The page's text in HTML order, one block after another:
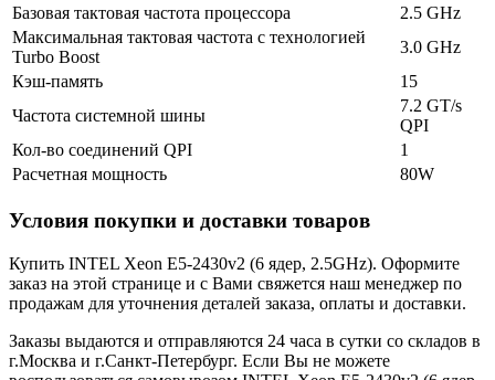
Базовая тактовая частота процессора
2.5 GHz
Максимальная тактовая частота с технологией
Turbo Boost
3.0 GHz
Кэш-память
15
Частота системной шины
7.2 GT/s
QPI
Кол-во соединений QPI
1
Расчетная мощность
80W
Условия покупки и доставки товаров
Купить INTEL Xeon E5-2430v2 (6 ядер, 2.5GHz). Оформите
заказ на этой странице и с Вами свяжется наш менеджер по
продажам для уточнения деталей заказа, оплаты и доставки.
Заказы выдаются и отправляются 24 часа в сутки со складов в
г.Москва и г.Санкт-Петербург. Если Вы не можете